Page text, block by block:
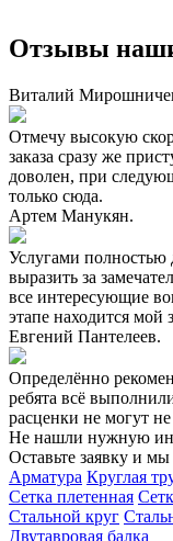
Отзывы
Виталий
Отмечу высокую
заказа сразу же
доволен, при
только сюда.
Артем Манукян.
Услугами полностью
выразить за
все интересующие
этапе находится мой
Евгений Пантелеев.
Определённо
ребята всё
расценки не могут не
Не нашли нужную
Оставьте заявку и
Арматура Круглая
Сетка плетенная
Стальной круг
Двутавровая балка